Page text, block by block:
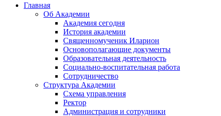
Главная
Об Академии
Академия сегодня
История академии
Священномученик Иларион
Основополагающие документы
Образовательная деятельность
Социально-воспитательная работа
Сотрудничество
Структура Академии
Схема управления
Ректор
Администрация и сотрудники